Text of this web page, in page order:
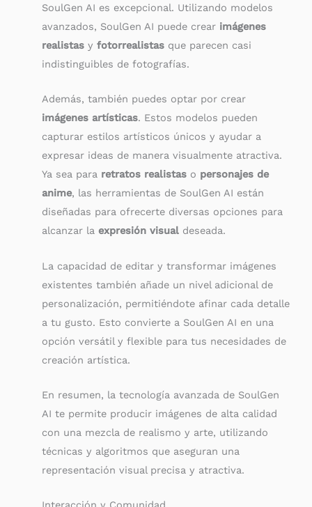
SoulGen AI es excepcional. Utilizando modelos
avanzados, SoulGen AI puede crear imágenes
realistas y fotorrealistas que parecen casi
indistinguibles de fotografías.
Además, también puedes optar por crear
imágenes artísticas. Estos modelos pueden
capturar estilos artísticos únicos y ayudar a
expresar ideas de manera visualmente atractiva.
Ya sea para retratos realistas o personajes de
anime, las herramientas de SoulGen AI están
diseñadas para ofrecerte diversas opciones para
alcanzar la expresión visual deseada.
La capacidad de editar y transformar imágenes
existentes también añade un nivel adicional de
personalización, permitiéndote afinar cada detalle
a tu gusto. Esto convierte a SoulGen AI en una
opción versátil y flexible para tus necesidades de
creación artística.
En resumen, la tecnología avanzada de SoulGen
AI te permite producir imágenes de alta calidad
con una mezcla de realismo y arte, utilizando
técnicas y algoritmos que aseguran una
representación visual precisa y atractiva.